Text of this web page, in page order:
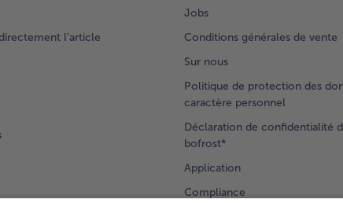
l’article
Jobs
Conditions générales de vente
Sur nous
Politique de protection des
caractère personnel
Déclaration de confidentialité
bofrost*
Application
Compliance